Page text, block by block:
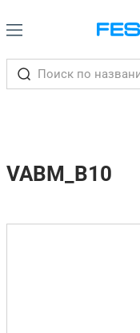
VABM_B10